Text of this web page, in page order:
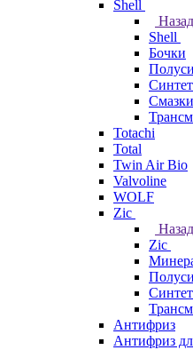
Shell
Назад
Shell
Бочки
Смазки
Totachi
Total
Twin Air Bio
Valvoline
WOLF
Zic
Назад
Zic
Антифриз
Антифриз